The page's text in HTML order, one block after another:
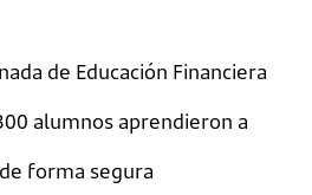
de Educación Financiera
alumnos aprendieron a
forma segura